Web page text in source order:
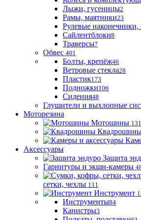
Лыжи, гусеницы2
Рамы, маятники23
Рулевые
Сайлентблоки8
Траверсы7
Обвес 401
Болты, крепёж46
Ветровые стекла28
Пластик173
Подножки106
Сидения48
Глушители и выхлопные
Моторезина
Мотошины
Аксессуары
Защита
Гарнитуры и экшн-камеры
сетки, чехлы 111
Инструмент
Инструменты84
Канистры3